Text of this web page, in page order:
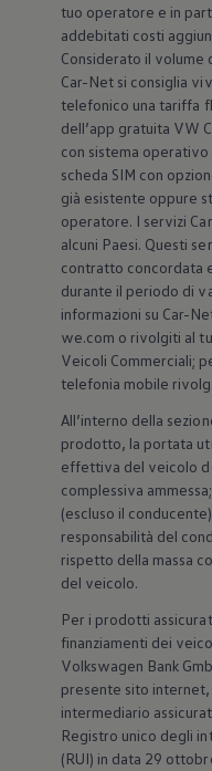
tuo operatore e in
addebitati costi
Considerato il volume
Car-Net si consiglia
telefonico una tariffa
dell’app gratuita VW
con sistema
scheda SIM con
già esistente oppure
operatore. I servizi
alcuni Paesi. Questi
contratto concordata
durante il periodo di
informazioni su Car-
we.com o rivolgiti al
Veicoli Commerciali;
telefonia mobile
All’interno della
prodotto, la portata
effettiva del veicolo
complessiva
(escluso il
responsabilità del
rispetto della massa
del veicolo.
Per i prodotti
finanziamenti dei
Volkswagen Bank
presente sito internet,
intermediario
Registro unico degli
(RUI) in data 29